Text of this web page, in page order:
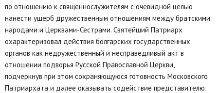
по отношению к священнослужителям с очевидной целью
нанести ущерб дружественным отношениям между братскими
народами и Церквами-Сестрами. Святейший Патриарх
охарактеризовал действия болгарских государственных
органов как недружественный и несправедливый акт в
отношении подворья Русской Православной Церкви,
подчеркнув при этом сохраняющуюся готовность Московского
Патриархата и далее оказывать содействие представителю